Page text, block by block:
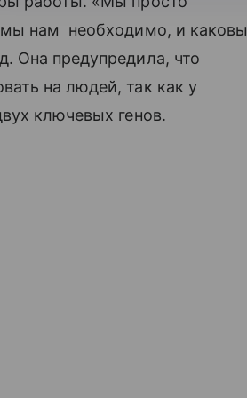
нам необходимо, и каковы
Она предупредила, что
на людей, так как у
ключевых генов.